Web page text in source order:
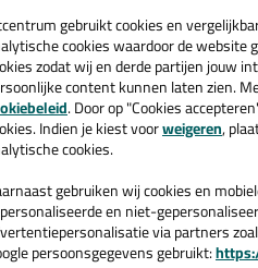
gebruiken het e-mailadres alleen om
gebruikt cookies en
cookies waardoor de
zodat wij en derde partijen jouw
content kunnen laten zien.
. Door op "Cookies
Indien je kiest voorweigeren,
cookies.
gebruiken wij cookies en
en niet-
via partners
persoonsgegevens gebruikt:
💚
en ontvang een
€35,-bij je eerste bestelling!
de actiecode ›